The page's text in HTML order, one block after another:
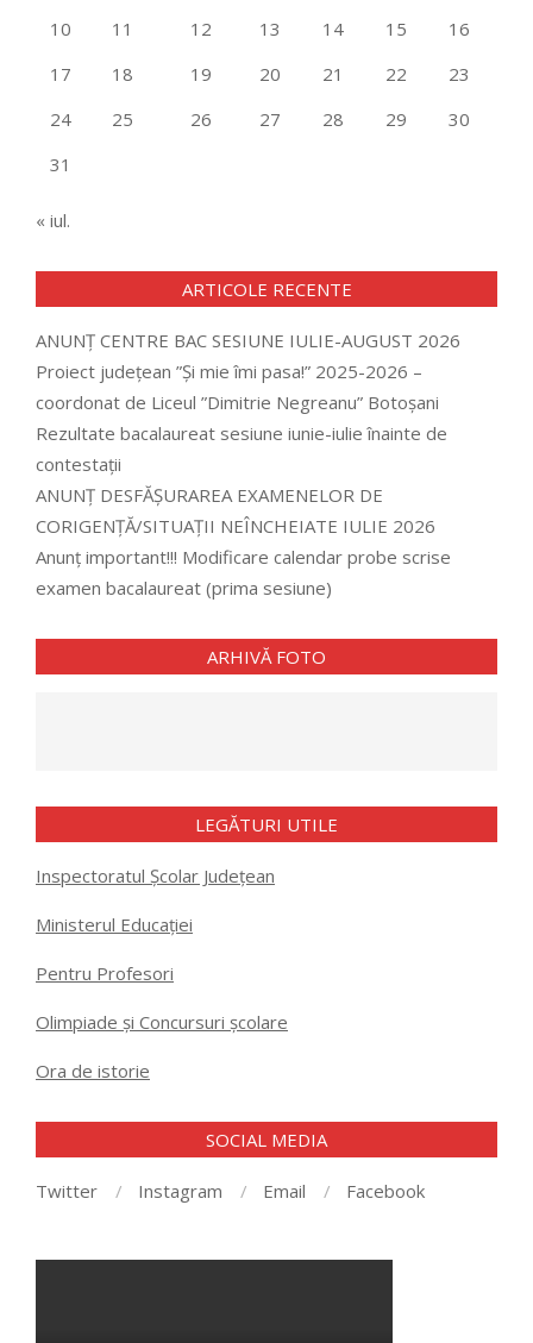
10
11 12 13 14 15
16
17
18 19 20 21 22
23
24
25 26 27 28 29
30
31
« iul.
ARTICOLE RECENTE
ANUNȚ CENTRE BAC SESIUNE IULIE-AUGUST 2026
Proiect județean ”Și mie îmi pasa!” 2025-2026 –
coordonat de Liceul ”Dimitrie Negreanu” Botoșani
Rezultate bacalaureat sesiune iunie-iulie înainte de
contestații
ANUNȚ DESFĂȘURAREA EXAMENELOR DE
CORIGENȚĂ/SITUAȚII NEÎNCHEIATE IULIE 2026
Anunț important!!! Modificare calendar probe scrise
examen bacalaureat (prima sesiune)
ARHIVĂ FOTO
LEGĂTURI UTILE
Inspectoratul Școlar Județean
Ministerul Educației
Pentru Profesori
Olimpiade și Concursuri școlare
Ora de istorie
SOCIAL MEDIA
Twitter Instagram Email Facebook